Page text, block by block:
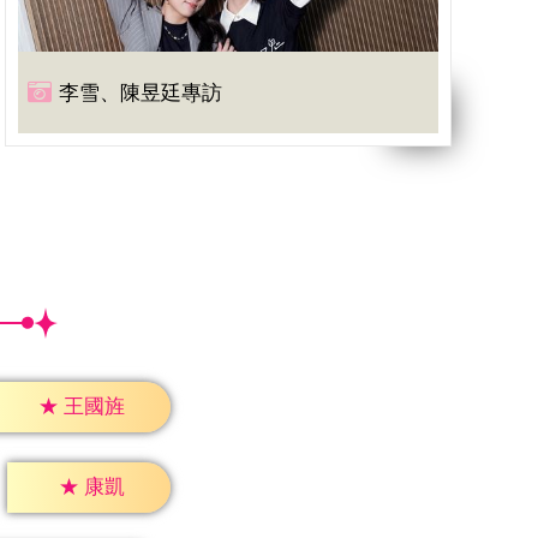
李雪、陳昱廷專訪
★ 王國旌
★ 康凱